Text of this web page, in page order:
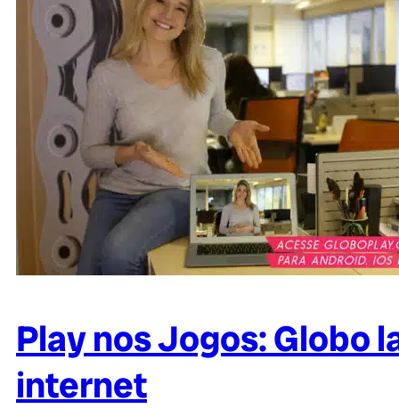
Play nos Jogos: Globo
internet